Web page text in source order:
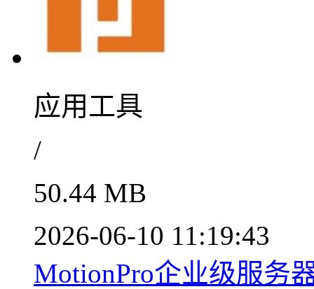
应用工具
/
50.44 MB
2026-06-10 11:19:43
MotionPro企业级服务